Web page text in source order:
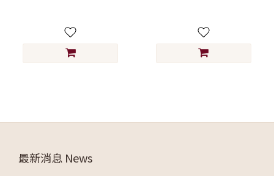
最新消息 News